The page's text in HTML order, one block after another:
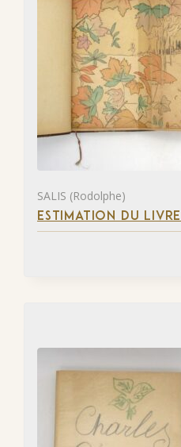
SALIS (Rodolphe)
ESTIMATION DU